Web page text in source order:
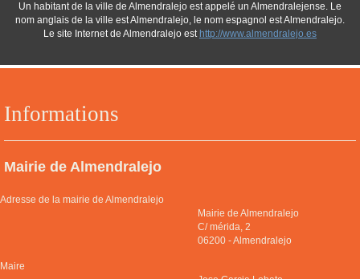
Informations
Mairie de Almendralejo
Adresse de la mairie de Almendralejo
Mairie de Almendralejo
C/ mérida, 2
06200 -Almendralejo
Maire
Un habitant de la ville de Almendralejo est appelé un Almendralejense. Le
nom anglais de la ville est Almendralejo, le nom espagnol est Almendralejo.
Le site Internet de Almendralejo est http://www.almendralejo.es